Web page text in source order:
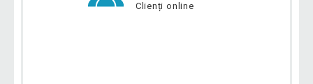
Clienți online